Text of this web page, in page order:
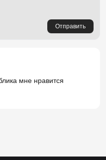
Отправить
мне нравится